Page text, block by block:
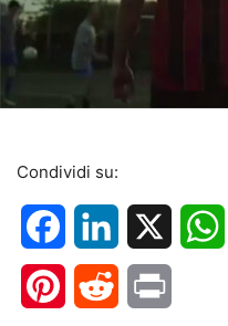
Condividi su:
FacebookLinkedIn
PinterestReddit